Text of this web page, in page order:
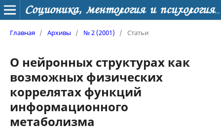
Соционика, ментология и психология личности
Главная / Архивы / № 2 (2001) / Статьи
О нейронных структурах как
возможных физических
коррелятах функций
информационного
метаболизма